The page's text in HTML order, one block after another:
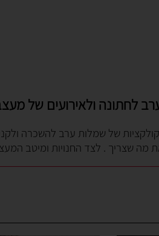
לחתונה ולאירועים של
של שמלות ערב להשכרה
מה שצריך . לצד החנויות ומיטב